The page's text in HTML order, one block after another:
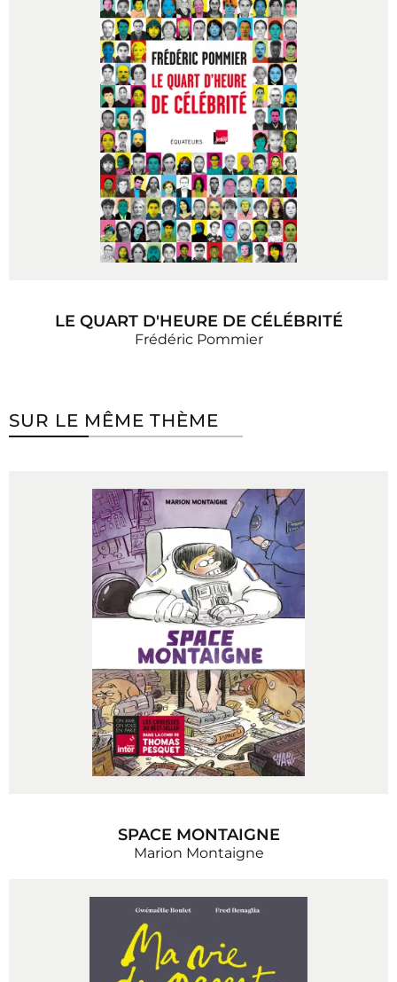
LE QUART D'HEURE DE CÉLÉBRITÉ
Frédéric Pommier
SUR LE MÊME THÈME
SPACE MONTAIGNE
Marion Montaigne